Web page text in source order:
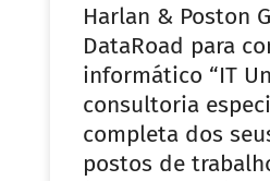
Harlan & Poston
DataRoad para
informático “IT
consultoria
completa dos
postos de